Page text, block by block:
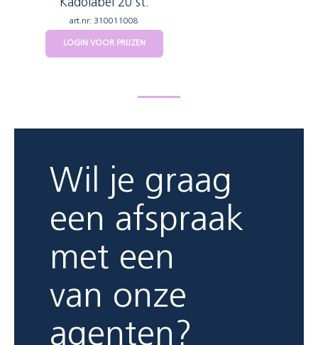
Kadolabel 20 st.
art.nr: 310011008
LOGIN VOOR PRIJZEN
Wil je graag
een afspraak
met een
van onze
agenten?